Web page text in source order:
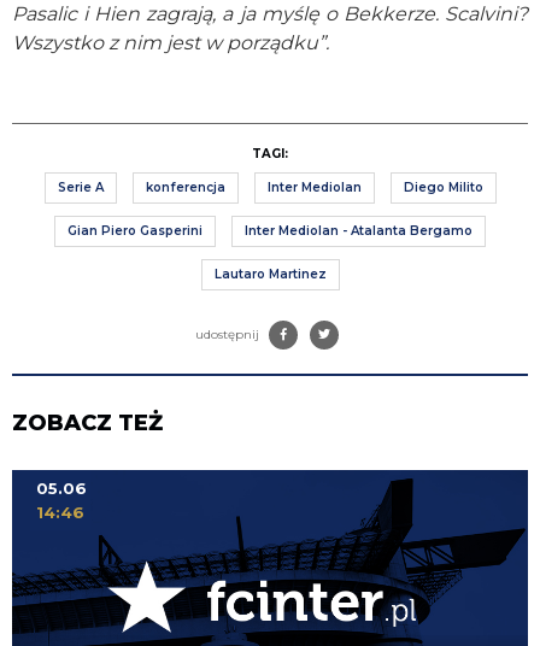
Pasalic i Hien zagrają, a ja myślę o Bekkerze. Scalvini?
Wszystko z nim jest w porządku”.
TAGI:
Serie A konferencja Inter Mediolan Diego Milito
Gian Piero Gasperini Inter Mediolan - Atalanta Bergamo
Lautaro Martinez
udostępnij
ZOBACZ TEŻ
05.06
14:46